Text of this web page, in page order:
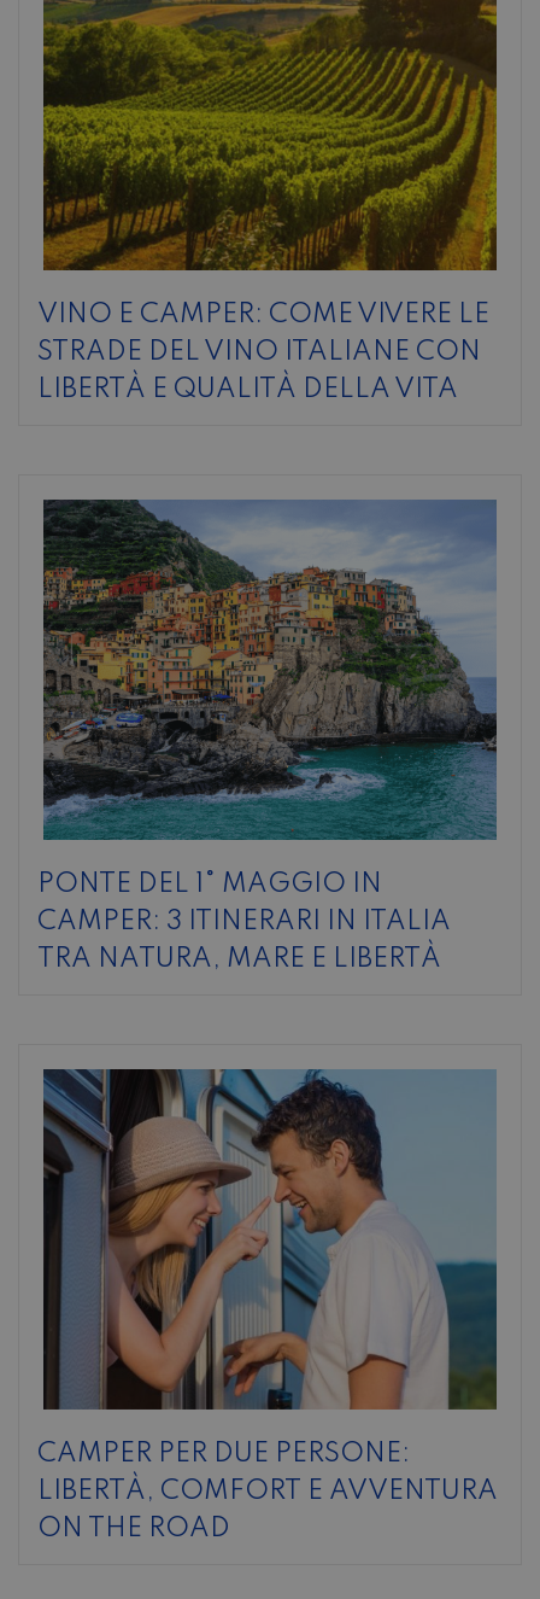
VINO E CAMPER: COME VIVERE LE
STRADE DEL VINO ITALIANE CON
LIBERTÀ E QUALITÀ DELLA VITA
PONTE DEL 1° MAGGIO IN
CAMPER: 3 ITINERARI IN ITALIA
TRA NATURA, MARE E LIBERTÀ
CAMPER PER DUE PERSONE:
LIBERTÀ, COMFORT E AVVENTURA
ON THE ROAD